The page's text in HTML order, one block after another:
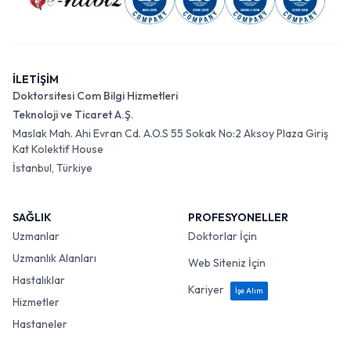
İLETİŞİM
Doktorsitesi Com Bilgi Hizmetleri
Teknoloji ve Ticaret A.Ş.
Maslak Mah. Ahi Evran Cd. A.O.S 55 Sokak No:2 Aksoy Plaza Giriş
Kat Kolektif House
İstanbul, Türkiye
SAĞLIK
Uzmanlar
Uzmanlık Alanları
Hastalıklar
Hizmetler
Hastaneler
PROFESYONELLER
Doktorlar İçin
Web Siteniz İçin
Kariyer
İşe Alım